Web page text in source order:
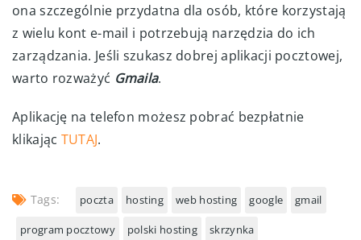
ona szczególnie przydatna dla osób, które korzystają
z wielu kont e-mail i potrzebują narzędzia do ich
zarządzania. Jeśli szukasz dobrej aplikacji pocztowej,
warto rozważyć Gmaila.
Aplikację na telefon możesz pobrać bezpłatnie
klikając TUTAJ.
Tags: poczta hosting web hosting google gmail
program pocztowy polski hosting skrzynka